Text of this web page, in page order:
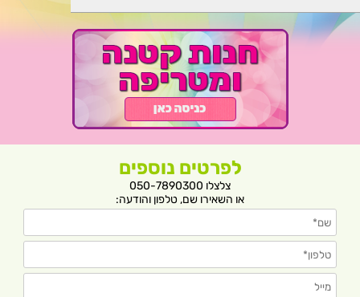
לפרטים נוספים
צלצלו 050-7890300
או השאירו שם, טלפון והודעה: